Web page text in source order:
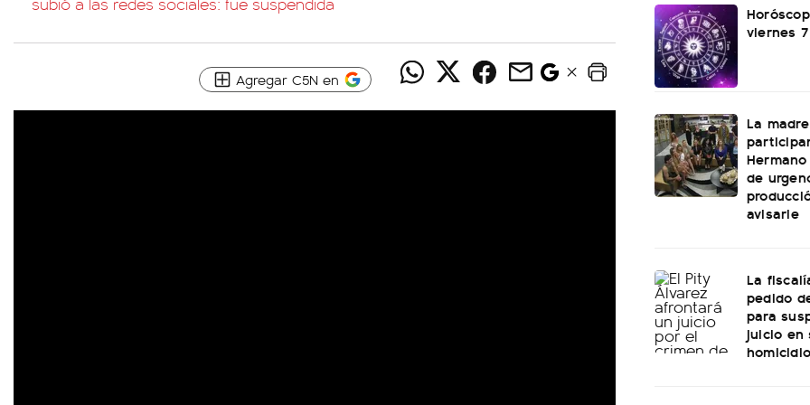
Agregar C5N en
viernes
La
de
avisarle
La
pedido
para
juicio en
homicidio